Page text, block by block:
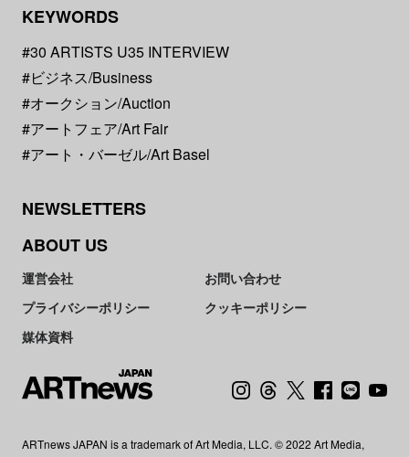
KEYWORDS
#30 ARTISTS U35 INTERVIEW
#ビジネス/Business
#オークション/Auction
#アートフェア/Art Fair
#アート・バーゼル/Art Basel
NEWSLETTERS
ABOUT US
運営会社
お問い合わせ
プライバシーポリシー
クッキーポリシー
媒体資料
ARTnews JAPAN is a trademark of Art Media, LLC. © 2022 Art Media,